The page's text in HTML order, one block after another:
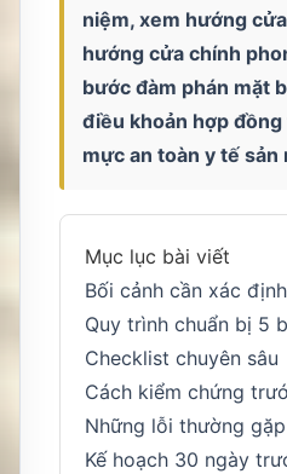
niệm, xem hướng
hướng cửa chính
bước đàm phán mặt
điều khoản hợp
mực an toàn y tế sản
Mục lục bài viết
Bối cảnh cần xác
Quy trình chuẩn bị 5
Checklist chuyên sâu
Cách kiểm chứng
Những lỗi thường gặp
Kế hoạch 30 ngày